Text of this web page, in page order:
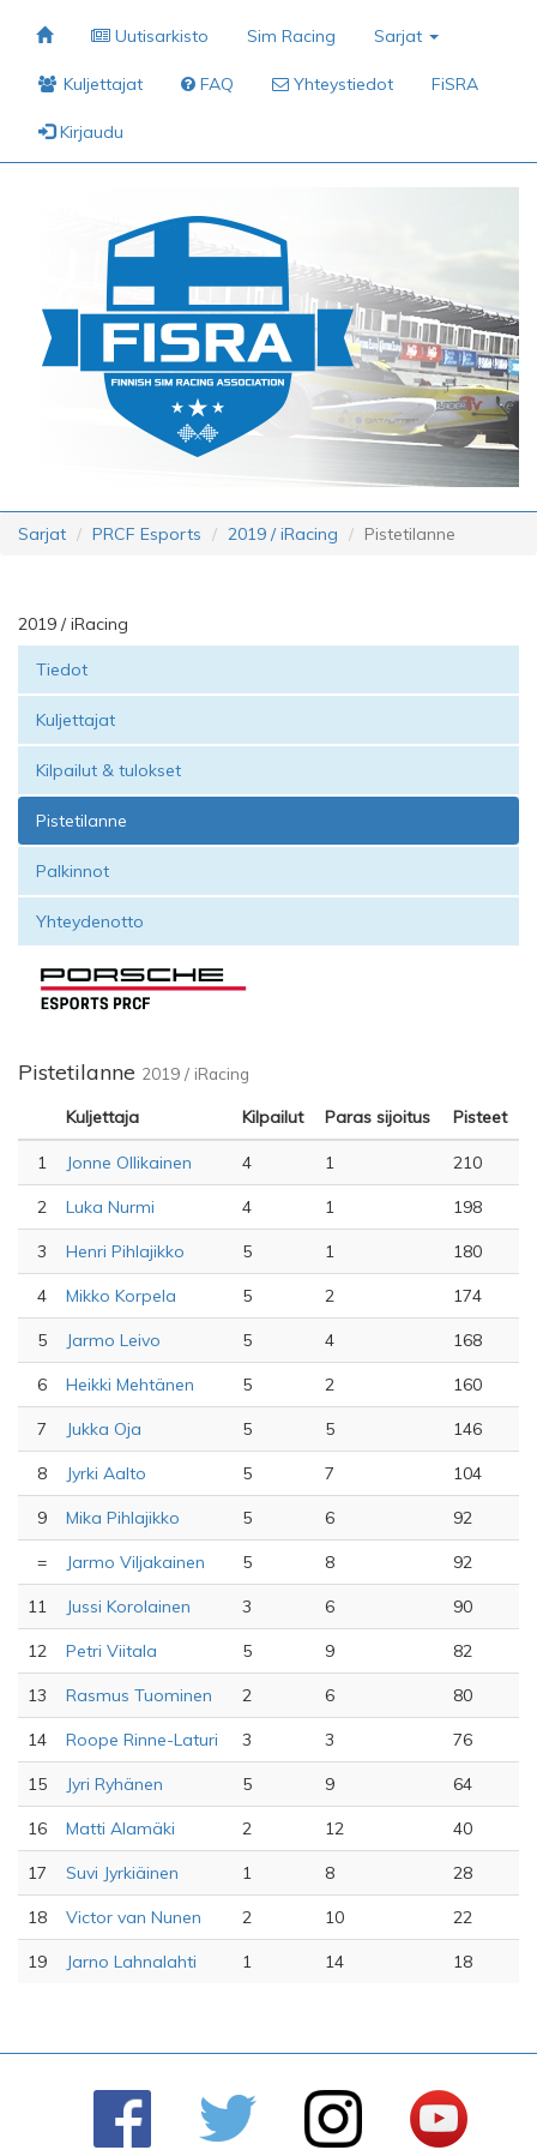
Uutisarkisto Sim Racing Sarjat
Kuljettajat FAQ Yhteystiedot FiSRA
Kirjaudu
Sarjat PRCF Esports 2019 / iRacing Pistetilanne
2019 / iRacing
Tiedot
Kuljettajat
Kilpailut & tulokset
Pistetilanne
Palkinnot
Yhteydenotto
Pistetilanne 2019 / iRacing
Kuljettaja Kilpailut Paras sijoitus Pisteet
1 Jonne Ollikainen 4 1 210
2 Luka Nurmi 4 1 198
3 Henri Pihlajikko 5 1 180
4 Mikko Korpela 5 2 174
5 Jarmo Leivo 5 4 168
6 Heikki Mehtänen 5 2 160
7 Jukka Oja 5 5 146
8 Jyrki Aalto 5 7 104
9 Mika Pihlajikko 5 6 92
= Jarmo Viljakainen 5 8 92
11 Jussi Korolainen 3 6 90
12 Petri Viitala 5 9 82
13 Rasmus Tuominen 2 6 80
14 Roope Rinne-Laturi 3 3 76
15 Jyri Ryhänen 5 9 64
16 Matti Alamäki 2 12 40
17 Suvi Jyrkiäinen 1 8 28
18 Victor van Nunen 2 10 22
19 Jarno Lahnalahti 1 14 18